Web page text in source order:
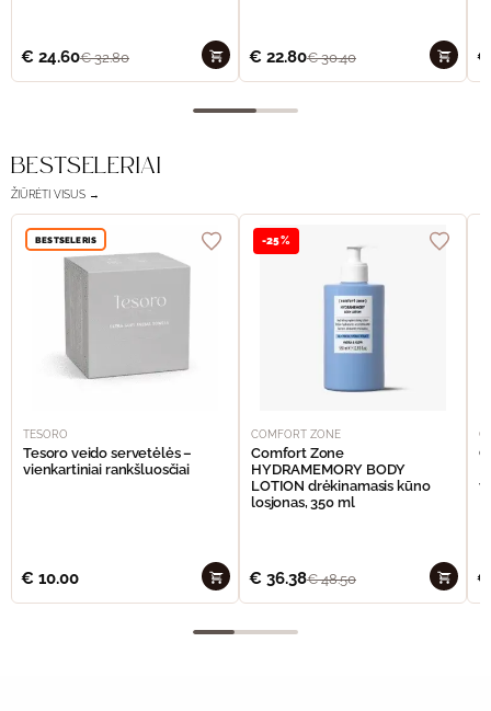
€ 24.60€32.80 € 22.80€30.40 €
BESTSELERIAI
ŽIŪRĖTI VISUS →
BESTSELERIS
TESORO
Tesoro veido servetėlės –
vienkartiniai rankšluosčiai
€ 10.00
-25%
COMFORT ZONE
Comfort Zone
HYDRAMEMORY BODY
LOTION drėkinamasis kūno
losjonas, 350 ml
€ 36.38€48.50 €